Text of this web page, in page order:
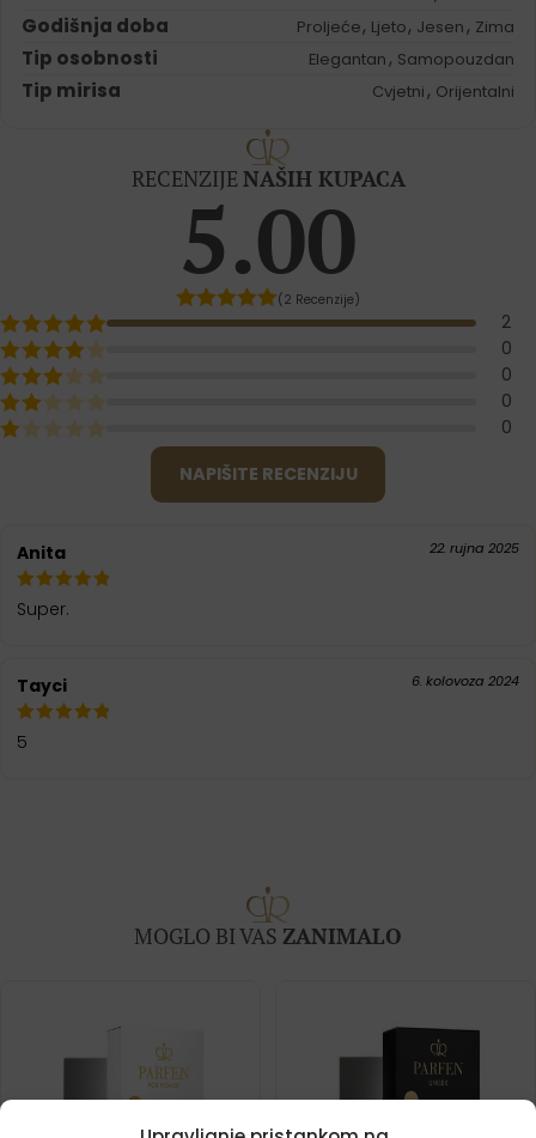
Godišnja doba Proljeće, Ljeto, Jesen, Zima
Tip osobnosti Elegantan, Samopouzdan
Tip mirisa Cvjetni, Orijentalni
RECENZIJE NAŠIH KUPACA
5.00
(2 Recenzije)
2
0
0
0
0
NAPIŠITE RECENZIJU
Anita 22. rujna 2025
Super.
Tayci 6. kolovoza 2024
5
MOGLO BI VAS ZANIMALO